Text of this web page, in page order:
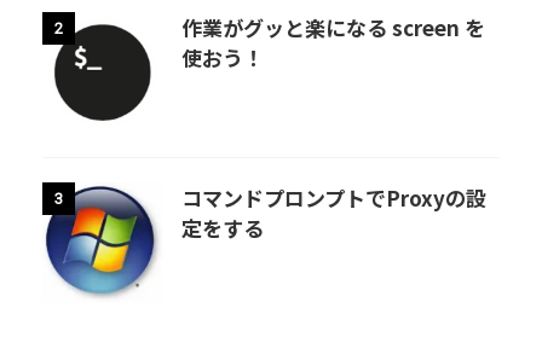
2
作業がグッと楽になる screen を
使おう！
3
コマンドプロンプトでProxyの設
定をする